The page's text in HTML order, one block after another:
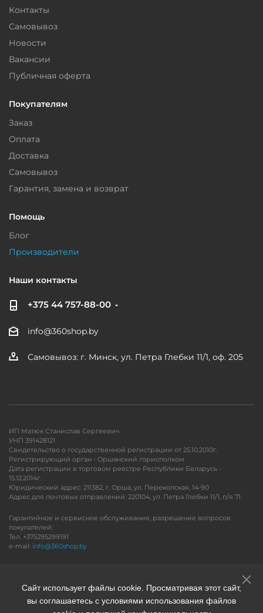
Контакты
Самовывоз
Новости
Вакансии
Публичная оферта
Покупателям
Заказ
Оплата
Доставка
Самовывоз
Гарантия, замена и возврат
Помощь
Блог
Производители
Наши контакты
+375 44 757-88-00
info@360shop.by
Самовывоз: г. Минск, ул. Петра Глебки 11/1, оф. 205
ИП Матюк Станислав Сергеевич
УНП 391428121
Свидетельство о государственной регистрации от 25.10.2010г.
Регистрирующий орган - Оршанский горисполком
Дата регистрации в торговом реестре Республики Беларусь -
15.12.2014г.
Юридический адрес: 211382, г. Орша, ул. Перекопская, 14-90
Адрес для почтовых отправлений: 220104, ул. Петра Глебки 11/1, п/я 71
Гарантийное и сервисное обслуживание, разрешение вопросов
покупателей:
Тел. +375295299191
e-mail: info@360shop.by
Сайт использует файлы cookie. Просматривая этот сайт,
вы соглашаетесь с условиями использования файлов